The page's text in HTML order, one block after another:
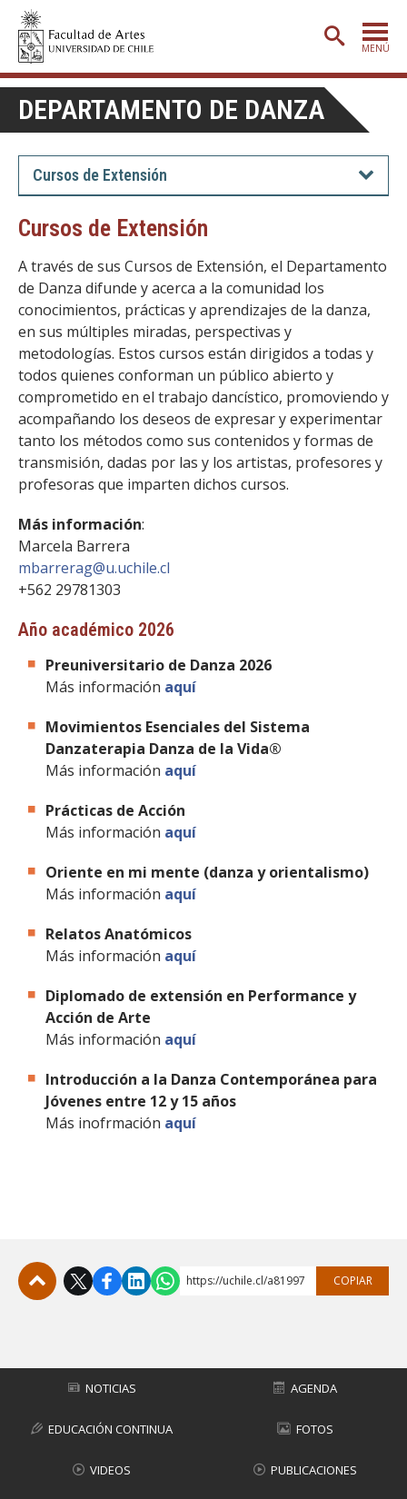
MENÚ
PORTADA
ADMISIÓN
ETAPA BÁSICA
CARRERAS
POSTGRADO
EXTENSIÓN
CREACIÓNE INVESTIGACIÓN
BIBLIOTECA
DEPARTAMENTOS
FACULTAD
Estudiantes
Académicas/os
Funcionarias/os
Egresadas/os
DEPARTAMENTO DE DANZA
Cursos de Extensión
Cursos de Extensión
A través de sus Cursos de Extensión, el Departamento
de Danza difunde y acerca a la comunidad los
conocimientos, prácticas y aprendizajes de la danza,
en sus múltiples miradas, perspectivas y
metodologías. Estos cursos están dirigidos a todas y
todos quienes conforman un público abierto y
comprometido en el trabajo dancístico, promoviendo y
acompañando los deseos de expresar y experimentar
tanto los métodos como sus contenidos y formas de
transmisión, dadas por las y los artistas, profesores y
profesoras que imparten dichos cursos.
Más información:
Marcela Barrera
mbarrerag@u.uchile.cl
+562 29781303
Año académico 2026
Preuniversitario de Danza 2026
Más información aquí
Movimientos Esenciales del Sistema
Danzaterapia Danza de la Vida®
Más información aquí
Prácticas de Acción
Más información aquí
Oriente en mi mente (danza y orientalismo)
Más información aquí
Relatos Anatómicos
Más información aquí
Diplomado de extensión en Performance y
Acción de Arte
Más información aquí
Introducción a la Danza Contemporánea para
Jóvenes entre 12 y 15 años
Más inofrmación aquí
https://uchile.cl/a81997 COPIAR
NOTICIAS AGENDA
EDUCACIÓN CONTINUA FOTOS
VIDEOS PUBLICACIONES